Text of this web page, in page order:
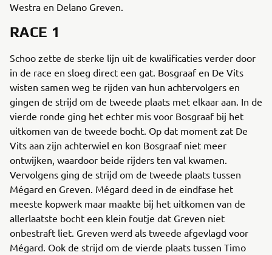
Westra en Delano Greven.
RACE 1
Schoo zette de sterke lijn uit de kwalificaties verder door
in de race en sloeg direct een gat. Bosgraaf en De Vits
wisten samen weg te rijden van hun achtervolgers en
gingen de strijd om de tweede plaats met elkaar aan. In de
vierde ronde ging het echter mis voor Bosgraaf bij het
uitkomen van de tweede bocht. Op dat moment zat De
Vits aan zijn achterwiel en kon Bosgraaf niet meer
ontwijken, waardoor beide rijders ten val kwamen.
Vervolgens ging de strijd om de tweede plaats tussen
Mégard en Greven. Mégard deed in de eindfase het
meeste kopwerk maar maakte bij het uitkomen van de
allerlaatste bocht een klein foutje dat Greven niet
onbestraft liet. Greven werd als tweede afgevlagd voor
Mégard. Ook de strijd om de vierde plaats tussen Timo